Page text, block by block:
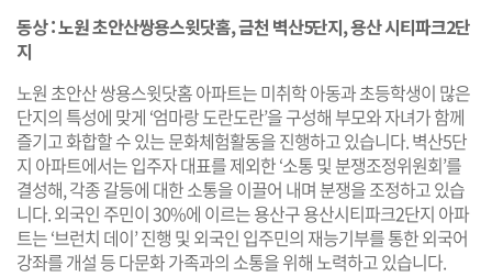
동상 : 노원 초안산쌍용스윗닷홈, 금천 벽산5단지, 용산 시티파크2단
지
노원 초안산 쌍용스윗닷홈 아파트는 미취학 아동과 초등학생이 많은
단지의 특성에 맞게 ‘엄마랑 도란도란’을 구성해 부모와 자녀가 함께
즐기고 화합할 수 있는 문화체험활동을 진행하고 있습니다. 벽산5단
지 아파트에서는 입주자 대표를 제외한 ‘소통 및 분쟁조정위원회’를
결성해, 각종 갈등에 대한 소통을 이끌어 내며 분쟁을 조정하고 있습
니다. 외국인 주민이 30%에 이르는 용산구 용산시티파크2단지 아파
트는 ‘브런치 데이’ 진행 및 외국인 입주민의 재능기부를 통한 외국어
강좌를 개설 등 다문화 가족과의 소통을 위해 노력하고 있습니다.